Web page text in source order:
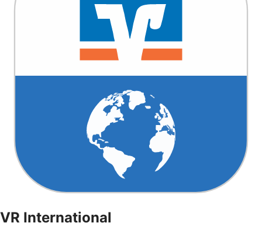
VR International